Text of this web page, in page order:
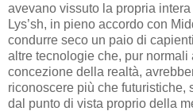
avevano vissuto la propria
Lys’sh, in pieno accordo con
condurre seco un paio di
altre tecnologie che, pur normali
concezione della realtà,
riconoscere più che futuristiche,
dal punto di vista proprio della